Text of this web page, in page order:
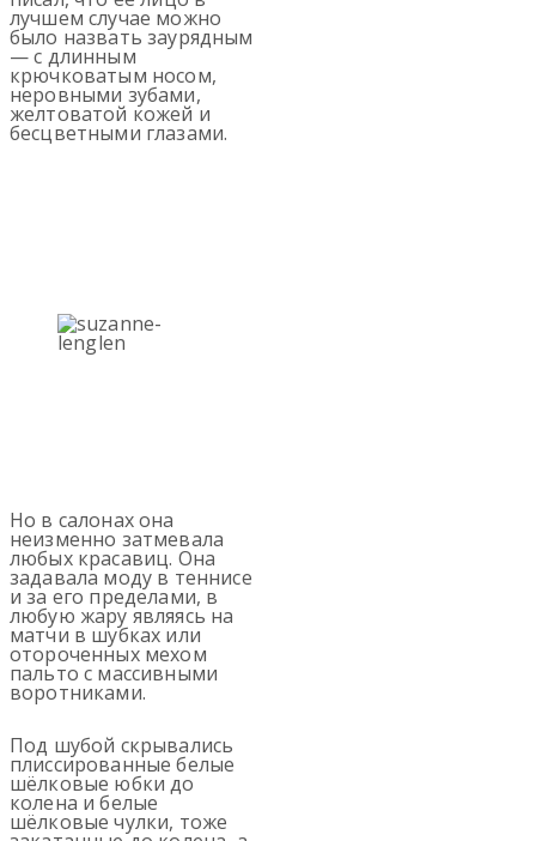
лучшем случае можно
было назвать заурядным
— с длинным
крючковатым носом,
неровными зубами,
желтоватой кожей и
бесцветными глазами.
Но в салонах она
неизменно затмевала
любых красавиц. Она
задавала моду в теннисе
и за его пределами, в
любую жару являясь на
матчи в шубках или
отороченных мехом
пальто с массивными
воротниками.
Под шубой скрывались
плиссированные белые
шёлковые юбки до
колена и белые
шёлковые чулки, тоже